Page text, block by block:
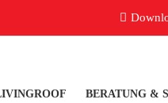
BERATUNG &